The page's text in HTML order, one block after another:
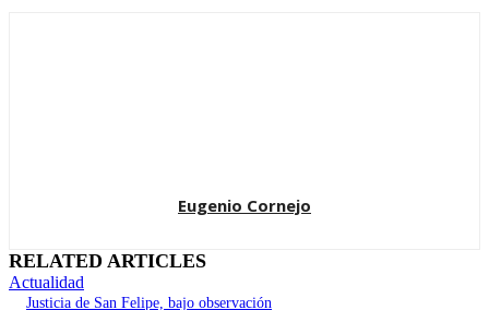
Eugenio Cornejo
RELATED ARTICLES
Actualidad
Justicia de San Felipe, bajo observación